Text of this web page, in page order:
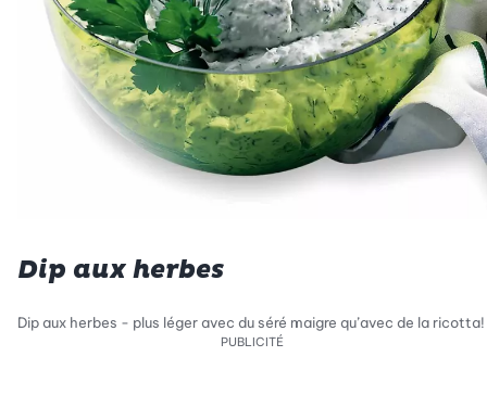
Dip aux herbes
Dip aux herbes - plus léger avec du séré maigre qu’avec de la ricotta!
PUBLICITÉ